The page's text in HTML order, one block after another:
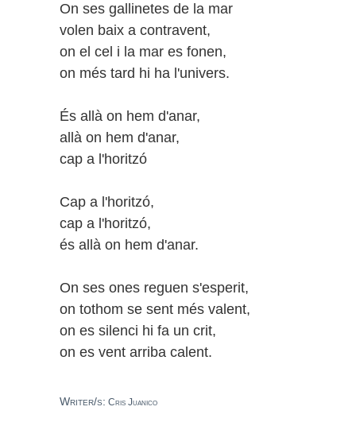
On ses gallinetes de la mar
volen baix a contravent,
on el cel i la mar es fonen,
on més tard hi ha l'univers.
És allà on hem d'anar,
allà on hem d'anar,
cap a l'horitzó
Cap a l'horitzó,
cap a l'horitzó,
és allà on hem d'anar.
On ses ones reguen s'esperit,
on tothom se sent més valent,
on es silenci hi fa un crit,
on es vent arriba calent.
Writer/s: Cris Juanico